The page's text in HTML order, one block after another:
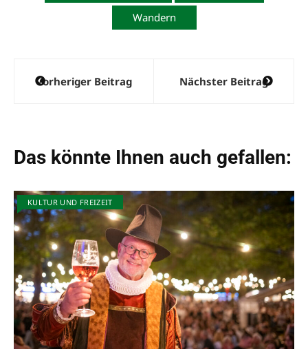
Wandern
Beitragsnavigation
Vorheriger Beitrag Nächster Beitrag
Das könnte Ihnen auch gefallen:
KULTUR UND FREIZEIT